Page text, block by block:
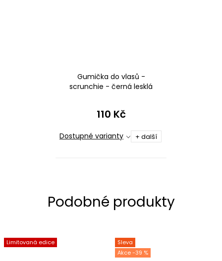
Gumička do vlasů -
scrunchie - černá lesklá
110 Kč
Dostupné varianty + další
Limitovaná edice
Sleva
-39 %